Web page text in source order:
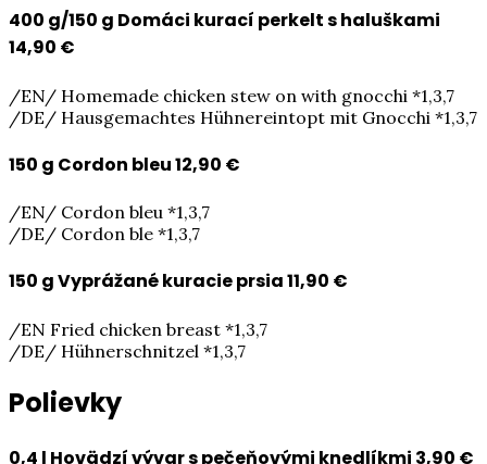
400 g/150 g Domáci kurací perkelt s haluškami
14,90 €
/EN/ Homemade chicken stew on with gnocchi *1,3,7
/DE/ Hausgemachtes Hühnereintopt mit Gnocchi *1,3,7
150 g Cordon bleu12,90 €
/EN/ Cordon bleu *1,3,7
/DE/ Cordon ble *1,3,7
150 g Vyprážané kuracie prsia11,90 €
/EN Fried chicken breast *1,3,7
/DE/ Hühnerschnitzel *1,3,7
Polievky
0,4 l Hovädzí vývar s pečeňovými knedlíkmi 3,90 €